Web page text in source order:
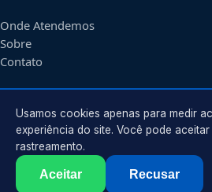
Onde Atendemos
Sobre
Contato
CONTATO
Atendimento em
contato@guinchossantoandre.com.br
2026 Santo André . Todos
Usamos cookies apenas para medir
experiência do site. Você pode
rastreamento.
Aceitar Recusar